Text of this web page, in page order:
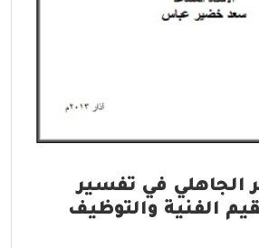
الجاهلي في تفسير
الفنية والتوظيف